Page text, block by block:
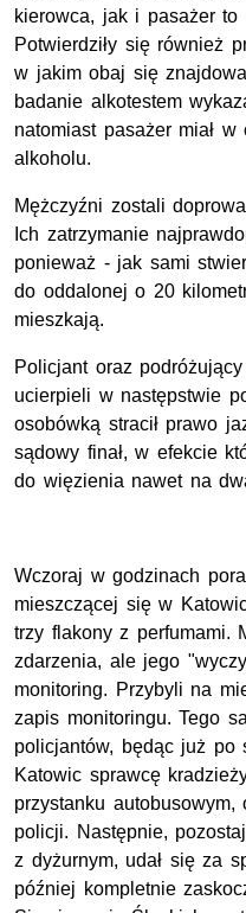
kierowca, jak i pasażer to
Potwierdziły się również
w jakim obaj się
badanie alkotestem
natomiast pasażer miał
alkoholu.
Mężczyźni zostali
Ich zatrzymanie
ponieważ - jak sami
do oddalonej o 20
mieszkają.
Policjant oraz
ucierpieli w następstwie
osobówką stracił prawo
sądowy finał, w efekcie
do więzienia nawet na
Wczoraj w godzinach
mieszczącej się w
trzy flakony z perfumami.
zdarzenia, ale jego
monitoring. Przybyli na
zapis monitoringu. Tego
policjantów, będąc już po
Katowic sprawcę
przystanku autobusowym,
policji. Następnie,
z dyżurnym, udał się za
później kompletnie